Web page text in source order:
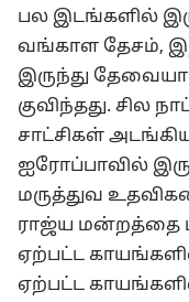
பல இடங்களில்
வங்காள தேசம்,
இருந்து
குவிந்தது. சில
சாட்சிகள்
ஐரோப்பாவில்
மருத்துவ
ராஜ்ய மன்றத்தை
ஏற்பட்ட
ஏற்பட்ட